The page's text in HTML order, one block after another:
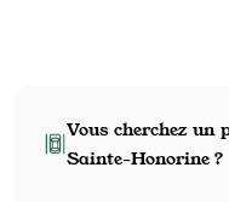
Vous cherchez un
Sainte-Honorine ?